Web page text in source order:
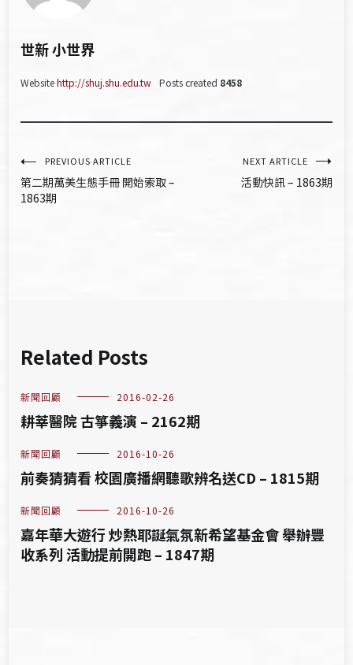
世新 小世界
Websitehttp://shuj.shu.edu.tw Posts created 8458
文
章
PREVIOUS ARTICLE
第二期萬美生態手冊 開始索取 –
1863期
NEXT ARTICLE
活動快訊 – 1863期
Related Posts
新聞回顧 2016-02-26
耕莘醫院 古箏義演 – 2162期
新聞回顧 2016-10-26
前奏猜猜看 校園廣播網聽歌辨名送CD – 1815期
新聞回顧 2016-10-26
嘉年華大遊行 炒熱耶誕氣氛新希望基金會 舉辦豐
收系列 活動提前開跑 – 1847期